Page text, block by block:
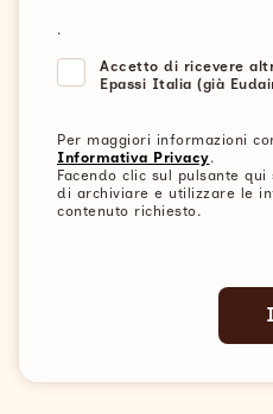
.
Accetto di ricevere
Epassi Italia (già
Per maggiori informazioni
Informativa Privacy.
Facendo clic sul pulsante
di archiviare e utilizzare le
contenuto richiesto.